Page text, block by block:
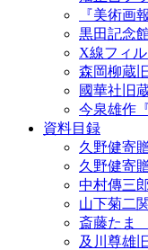
『美術画
黒田記念
X線フィ
森岡柳蔵
國華社旧
今泉雄作
資料目録
久野健寄
久野健寄
中村傳三
山下菊二
斎藤たま
及川尊雄